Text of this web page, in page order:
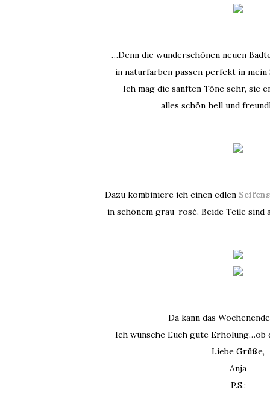
…Denn die wunderschönen neuen
in naturfarben passen perfekt in mein
Ich mag die sanften Töne sehr, sie
alles schön hell und
Dazu kombiniere ich einen edlen
in schönem grau-rosé. Beide Teile sind
Da kann das
Ich wünsche Euch gute Erholung…ob
Liebe Grüße,
Anja
P.S.: